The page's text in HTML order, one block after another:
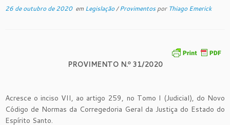
26 de outubro de 2020em Legislação/Provimentospor Thiago Emerick
PROVIMENTO N.º 31/2020
Acresce o inciso VII, ao artigo 259, no Tomo I (Judicial), do Novo
Código de Normas da Corregedoria Geral da Justiça do Estado do
Espírito Santo.